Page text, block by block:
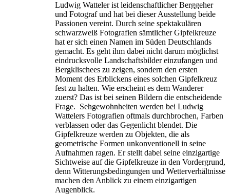
Ludwig Watteler ist leidenschaftlicher Berggeher
und Fotograf und hat bei dieser Ausstellung beide
Passionen vereint. Durch seine spektakulären
schwarzweiß Fotografien sämtlicher Gipfelkreuze
hat er sich einen Namen im Süden Deutschlands
gemacht. Es geht ihm dabei nicht darum möglichst
eindrucksvolle Landschaftsbilder einzufangen und
Bergklischees zu zeigen, sondern den ersten
Moment des Erblickens eines solchen Gipfelkreuz
fest zu halten. Wie erscheint es dem Wanderer
zuerst? Das ist bei seinen Bildern die entscheidende
Frage. Sehgewohnheiten werden bei Ludwig
Wattelers Fotografien oftmals durchbrochen, Farben
verblassen oder das Gegenlicht blendet. Die
Gipfelkreuze werden zu Objekten, die als
geometrische Formen unkonventionell in seine
Aufnahmen ragen. Er stellt dabei seine einzigartige
Sichtweise auf die Gipfelkreuze in den Vordergrund,
denn Witterungsbedingungen und Wetterverhältnisse
machen den Anblick zu einem einzigartigen
Augenblick.